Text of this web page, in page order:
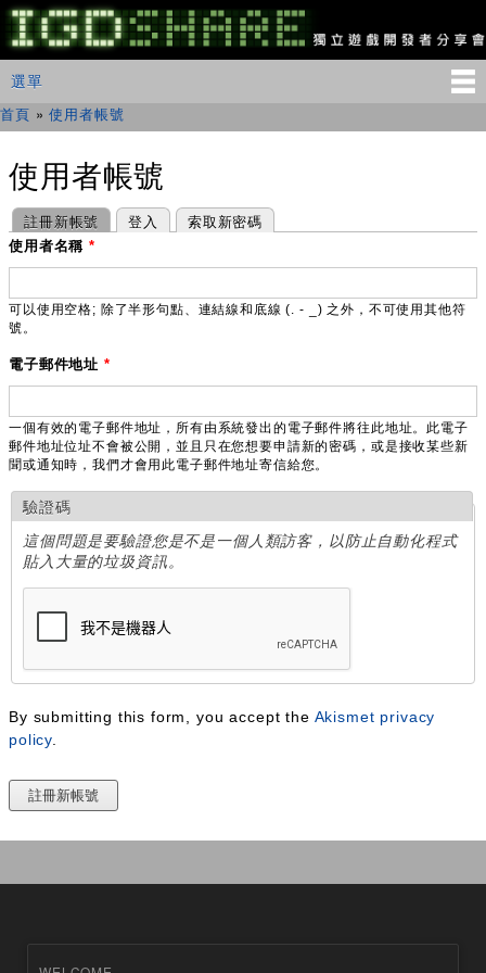
移
至
主
IGDSHARE
獨
遊
發
享
會
主選單
選單
您在這裡
首頁 »使用者帳號
使用者帳號
主要索引標籤
註冊新帳號
(作用中頁籤) 登入 索取新密碼
使用者名稱*
可以使用空格; 除了半形句點、連結線和底線 (. - _) 之外，不可使用其他符
號。
電子郵件地址 *
一個有效的電子郵件地址，所有由系統發出的電子郵件將往此地址。此電子
郵件地址位址不會被公開，並且只在您想要申請新的密碼，或是接收某些新
聞或通知時，我們才會用此電子郵件地址寄信給您。
驗證碼
這個問題是要驗證您是不是一個人類訪客，以防止自動化程式
貼入大量的垃圾資訊。
By submitting this form, you accept the Akismet privacy
policy